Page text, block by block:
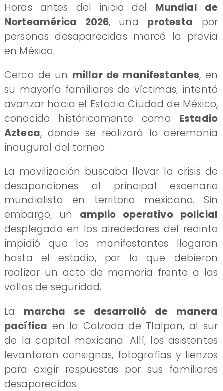
Horas antes del inicio del Mundial de
Norteamérica 2026, una protesta por
personas desaparecidas marcó la previa
en México.
Cerca de un millar de manifestantes, en
su mayoría familiares de víctimas, intentó
avanzar hacia el Estadio Ciudad de México,
conocido históricamente como Estadio
Azteca, donde se realizará la ceremonia
inaugural del torneo.
La movilización buscaba llevar la crisis de
desapariciones al principal escenario
mundialista en territorio mexicano. Sin
embargo, un amplio operativo policial
desplegado en los alrededores del recinto
impidió que los manifestantes llegaran
hasta el estadio, por lo que debieron
realizar un acto de memoria frente a las
vallas de seguridad.
La marcha se desarrolló de manera
pacífica en la Calzada de Tlalpan, al sur
de la capital mexicana. Allí, los asistentes
levantaron consignas, fotografías y lienzos
para exigir respuestas por sus familiares
desaparecidos.